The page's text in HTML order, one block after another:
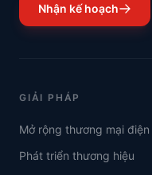
Nhận kế hoạch
GIẢI PHÁP
Mở rộng thương mại
Phát triển thương hiệu